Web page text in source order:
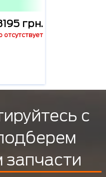
грн.
отсутствует
с